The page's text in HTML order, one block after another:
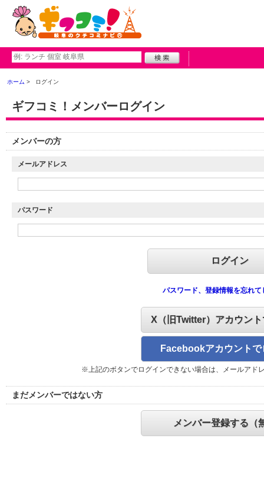
ホーム ログイン
ギフコミ！メンバーログイン
メンバーの方
メールアドレス
パスワード
パスワード、登録情報を忘れて
X（旧Twitter）アカウン
Facebookアカウントで
※上記のボタンでログインできない場合は、メールアド
まだメンバーではない方
メンバー登録する（